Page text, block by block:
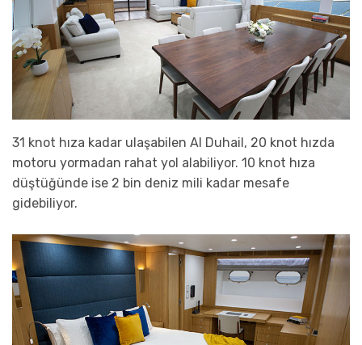
31 knot hıza kadar ulaşabilen Al Duhail, 20 knot hızda
motoru yormadan rahat yol alabiliyor. 10 knot hıza
düştüğünde ise 2 bin deniz mili kadar mesafe
gidebiliyor.